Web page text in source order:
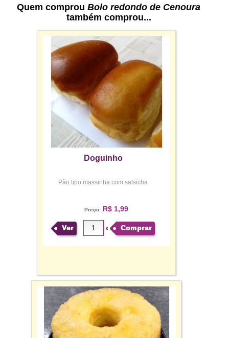
Quem comprouBolo redondo de Cenoura
também comprou...
Doguinho
Pão tipo massinha com salsicha
Preço:R$ 1,99
Ver x Comprar